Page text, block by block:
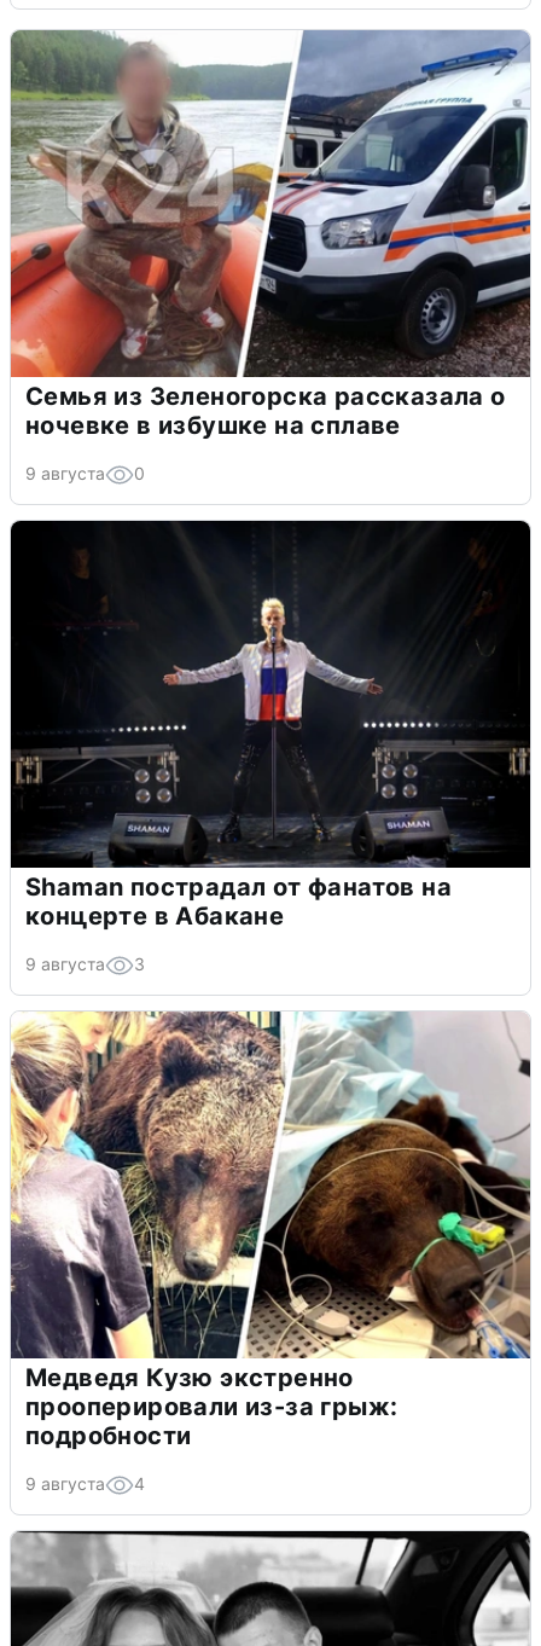
Семья из Зеленогорска рассказала о
ночевке в избушке на сплаве
9 августа 0
Shaman пострадал от фанатов на
концерте в Абакане
9 августа 3
Медведя Кузю экстренно
прооперировали из-за грыж:
подробности
9 августа 4